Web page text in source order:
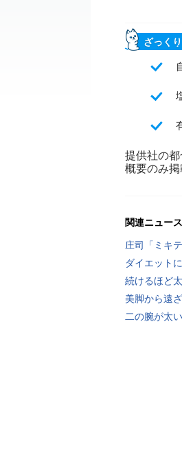
ざっく
提供社の都
概要のみ掲
関連ニュース
庄司「ミキ
ダイエット
続けるほど
美脚から遠
二の腕が太